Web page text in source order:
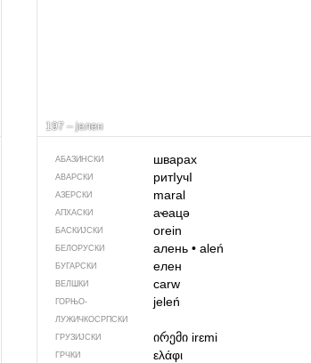
197 – јелен
АБАЗИНСКИ шварах
АВАРСКИ ритIучI
АЗЕРСКИ maral
АПХАСКИ аҽацә
БАСКИЈСКИ orein
БЕЛОРУСКИ алень • aleń
БУГАРСКИ елен
ВЕЛШКИ carw
ГОРЊО­
ЛУЖИЧКОСРПСКИ
jeleń
ГРУЗИЈСКИ ირემი irɛmi
ГРЧКИ ελάφι